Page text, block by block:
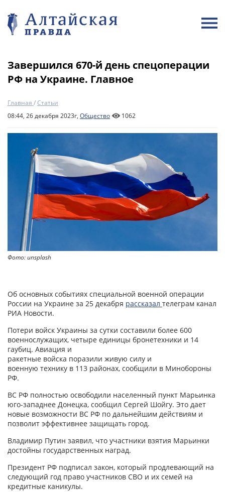
Завершился 670-й день спецоперации
РФ на Украине. Главное
Главная /Статьи
08:44, 26 декабря 2023г, Общество 1062
Фото: unsplash
Об основных событиях специальной военной операции
России на Украине за 25 декабря рассказал телеграм канал
РИА Новости.
Потери войск Украины за сутки составили более 600
военнослужащих, четыре единицы бронетехники и 14
гаубиц. Авиация и
ракетные войска поразили живую силу и
военную технику в 113 районах, сообщили в Минобороны
РФ.
ВС РФ полностью освободили населенный пункт Марьинка
юго-западнее Донецка, сообщил Сергей Шойгу. Это дает
новые возможности ВС РФ по дальнейшим действиям и
позволит эффективнее защищать город.
Владимир Путин заявил, что участники взятия Марьинки
достойны государственных наград.
Президент РФ подписал закон, который продлевающий на
следующий год право участников СВО и их семей на
кредитные каникулы.